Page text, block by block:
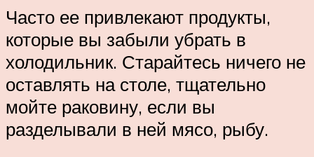
Часто ее привлекают продукты,
которые вы забыли убрать в
холодильник. Старайтесь ничего не
оставлять на столе, тщательно
мойте раковину, если вы
разделывали в ней мясо, рыбу.